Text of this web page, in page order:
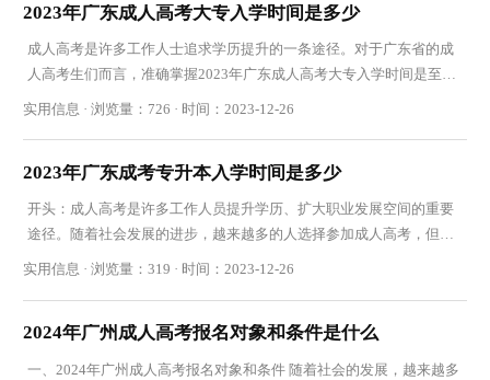
2023年广东成人高考大专入学时间是多少
成人高考是许多工作人士追求学历提升的一条途径。对于广东省的成
人高考生们而言，准确掌握2023年广东成人高考大专入学时间是至关
重要的。下面就让我们来详细了解一下吧。 2023年
实用信息 · 浏览量：726 · 时间：2023-12-26
2023年广东成考专升本入学时间是多少
开头：成人高考是许多工作人员提升学历、扩大职业发展空间的重要
途径。随着社会发展的进步，越来越多的人选择参加成人高考，但是
在选择报考之前，许多人都想了解具体的入学时
实用信息 · 浏览量：319 · 时间：2023-12-26
2024年广州成人高考报名对象和条件是什么
一、2024年广州成人高考报名对象和条件 随着社会的发展，越来越多